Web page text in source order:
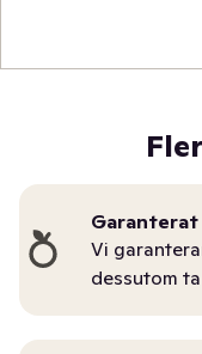
Vi
dessutom